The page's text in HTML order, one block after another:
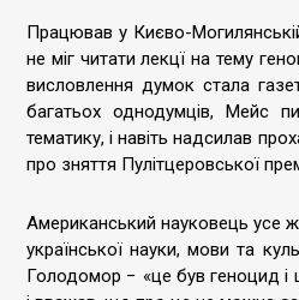
Працював у Києво-
не міг читати лекцї на тему
висловлення думок стала
багатьох однодумців, Мейс
тематику, і навіть надсилав
про зняття Пулітцеровської
Американський науковець усе
української науки, мови та
Голодомор − «це був геноцид і